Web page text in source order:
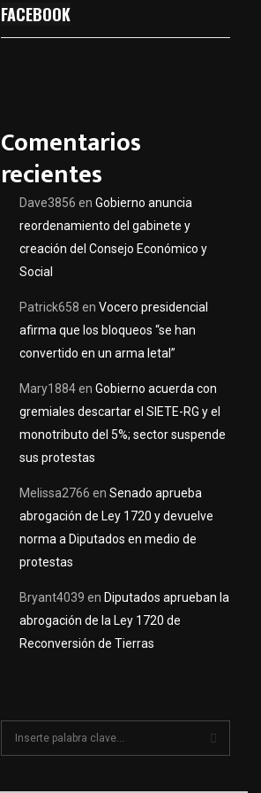
FACEBOOK
Comentarios
recientes
Dave3856 en Gobierno anuncia
reordenamiento del gabinete y
creación del Consejo Económico y
Social
Patrick658 en Vocero presidencial
afirma que los bloqueos “se han
convertido en un arma letal”
Mary1884en Gobierno acuerda con
gremiales descartar el SIETE-RG y el
monotributo del 5%; sector suspende
sus protestas
Melissa2766 en Senado aprueba
abrogación de Ley 1720 y devuelve
norma a Diputados en medio de
protestas
Bryant4039 en Diputados aprueban la
abrogación de la Ley 1720 de
Reconversión de Tierras